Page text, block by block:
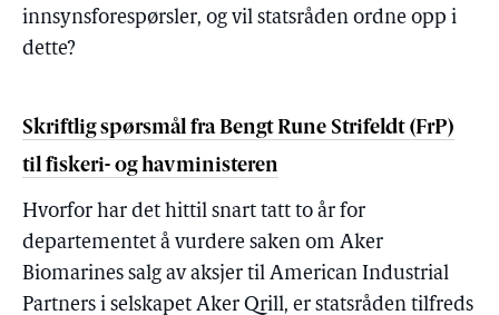
innsynsforespørsler, og vil statsråden ordne opp i
dette?
Skriftlig spørsmål fra Bengt Rune Strifeldt (FrP)
til fiskeri- og havministeren
Hvorfor har det hittil snart tatt to år for
departementet å vurdere saken om Aker
Biomarines salg av aksjer til American Industrial
Partners i selskapet Aker Qrill, er statsråden tilfreds